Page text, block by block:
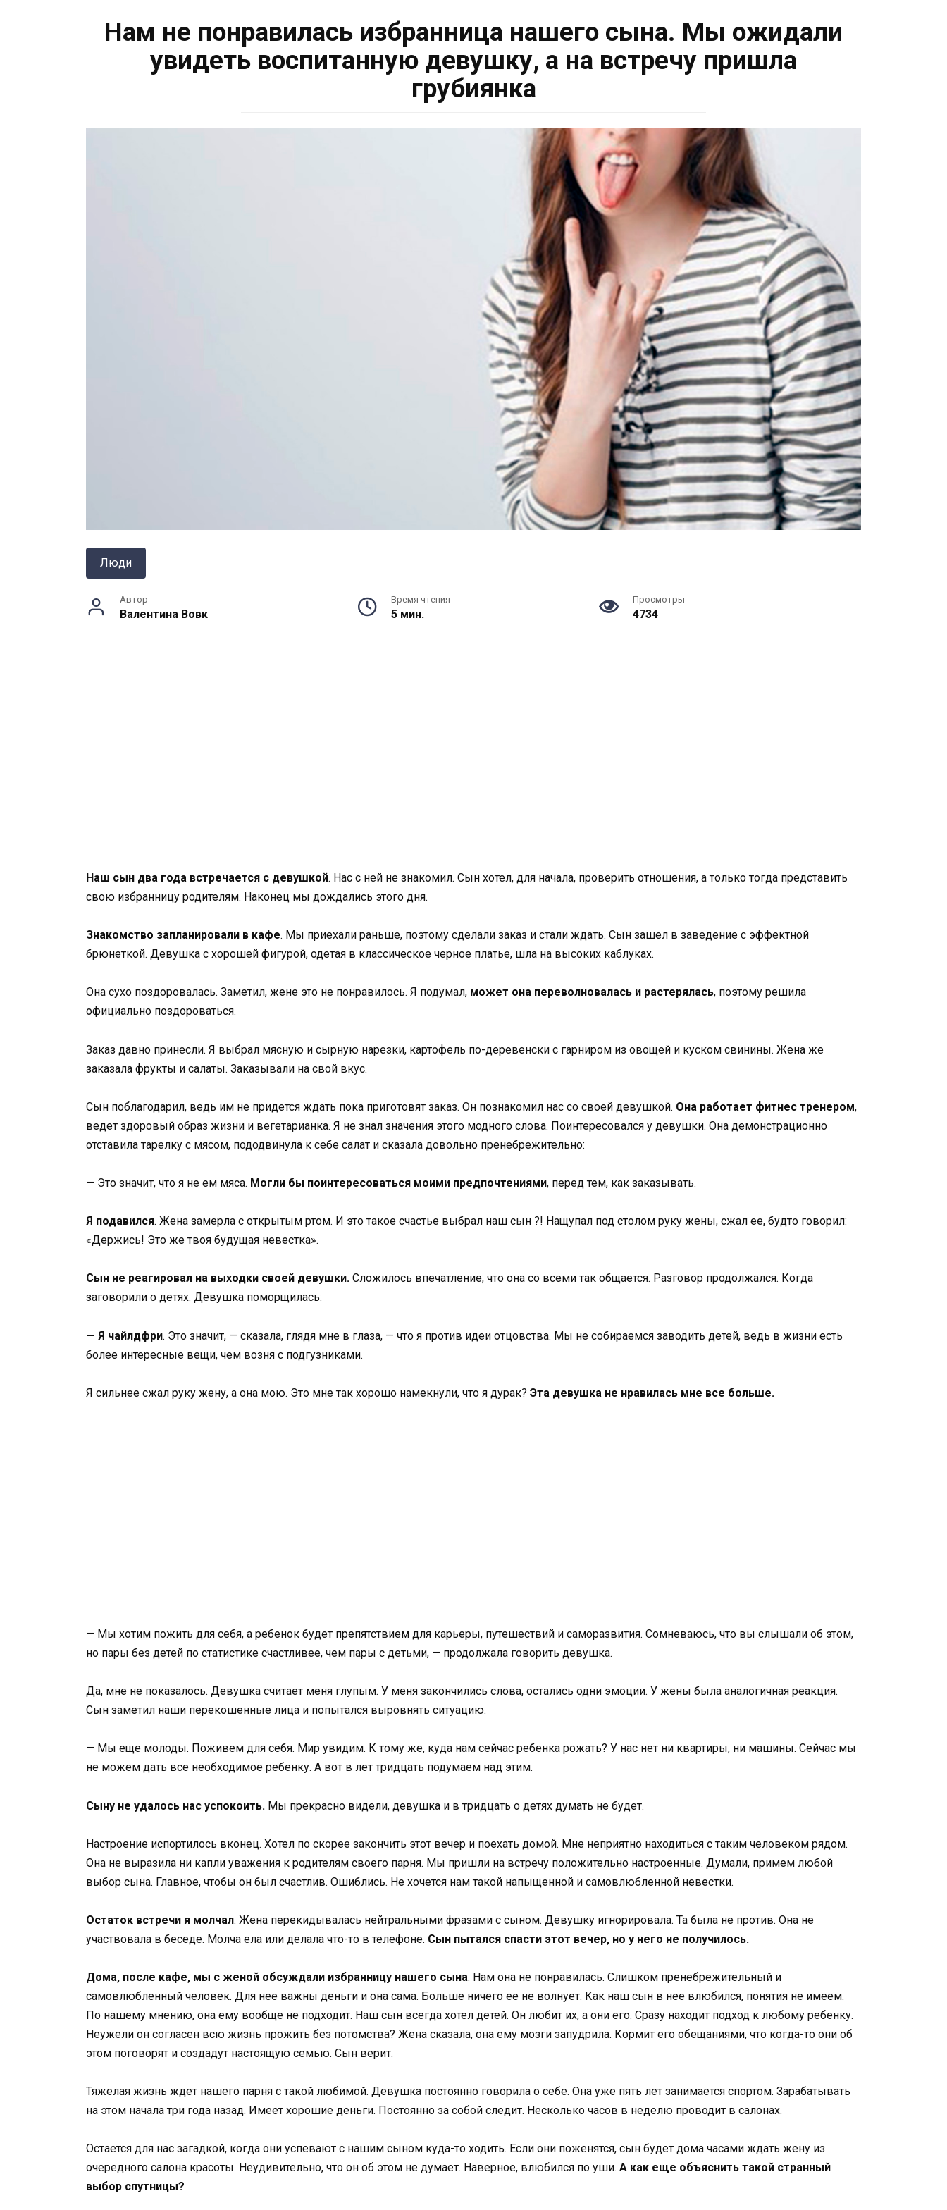
Нам нe понравилась избранница нашего сына. Мы ожидали
увидеть воспитанную девушку, а на встречу пришла
грубиянка
Люди
Автор
Валентина Вовк
Время чтения
5 мин.
Просмотры
4734
Наш сын два года встречается с девушкой. Нас с ней не знакомил. Сын хотел, для начала, проверить отношения, а только тогда представить
свою избранницу родителям. Наконец мы дождались этого дня.
Знакомство запланировали в кафе. Мы приехали раньше, поэтому сделали заказ и стали ждать. Сын зашел в заведение с эффектной
брюнеткой. Девушка с хорошей фигурой, одетая в классическое черное платье, шла на высоких каблуках.
Она сухо поздоровалась. Заметил, жене это не понравилось. Я подумал, может она переволновалась и растерялась, поэтому решила
официально поздороваться.
Заказ давно принесли. Я выбрал мясную и сырную нарезки, картофель по-деревенски с гарниром из овощей и куском свинины. Жена же
заказала фрукты и салаты. Заказывали на свой вкус.
Сын поблагодарил, ведь им не придется ждать пока приготовят заказ. Он познакомил нас со своей девушкой. Она работает фитнес тренером,
ведет здоровый образ жизни и вегетарианка. Я не знал значения этого модного слова. Поинтересовался у девушки. Она демонстрационно
отставила тарелку с мясом, пододвинула к себе салат и сказала довольно пренебрежительно:
— Это значит, что я не ем мяса. Могли бы поинтересоваться моими предпочтениями, перед тем, как заказывать.
Я подавился. Жена замерла с открытым ртом. И это такое счастье выбрал наш сын ?! Нащупал под столом руку жены, сжал ее, будто говорил:
«Держись! Это же твоя будущая невестка».
Сын не реагировал на выходки своей девушки. Сложилось впечатление, что она со всеми так общается. Разговор продолжался. Когда
заговорили о детях. Девушка поморщилась:
— Я чайлдфри. Это значит, — сказала, глядя мне в глаза, — что я против идеи отцовства. Мы не собираемся заводить детей, ведь в жизни есть
более интересные вещи, чем возня с подгузниками.
Я сильнее сжал руку жену, а она мою. Это мне так хорошо намекнули, что я дурак? Эта девушка не нравилась мне все больше.
— Мы хотим пожить для себя, а ребенок будет препятствием для карьеры, путешествий и саморазвития. Сомневаюсь, что вы слышали об этом,
но пары без детей по статистике счастливее, чем пары с детьми, — продолжала говорить девушка.
Да, мне не показалось. Девушка считает меня глупым. У меня закончились слова, остались одни эмоции. У жены была аналогичная реакция.
Сын заметил наши перекошенные лица и попытался выровнять ситуацию:
— Мы еще молоды. Поживем для себя. Мир увидим. К тому же, куда нам сейчас ребенка рожать? У нас нет ни квартиры, ни машины. Сейчас мы
не можем дать все необходимое ребенку. А вот в лет тридцать подумаем над этим.
Сыну не удалось нас успокоить. Мы прекрасно видели, девушка и в тридцать о детях думать не будет.
Настроение испортилось вконец. Хотел по скорее закончить этот вечер и поехать домой. Мне неприятно находиться с таким человеком рядом.
Она не выразила ни капли уважения к родителям своего парня. Мы пришли на встречу положительно настроенные. Думали, примем любой
выбор сына. Главное, чтобы он был счастлив. Ошиблись. Не хочется нам такой напыщенной и самовлюбленной невестки.
Остаток встречи я молчал. Жена перекидывалась нейтральными фразами с сыном. Девушку игнорировала. Та была не против. Она не
участвовала в беседе. Молча ела или делала что-то в телефоне. Сын пытался спасти этот вечер, но у него не получилось.
Дома, после кафе, мы с женой обсуждали избранницу нашего сына. Нам она не понравилась. Слишком пренебрежительный и
самовлюбленный человек. Для нее важны деньги и она сама. Больше ничего ее не волнует. Как наш сын в нее влюбился, понятия не имеем.
По нашему мнению, она ему вообще не подходит. Наш сын всегда хотел детей. Он любит их, а они его. Сразу находит подход к любому ребенку.
Неужели он согласен всю жизнь прожить без потомства? Жена сказала, она ему мозги запудрила. Кормит его обещаниями, что когда-то они об
этом поговорят и создадут настоящую семью. Сын верит.
Тяжелая жизнь ждет нашего парня с такой любимой. Девушка постоянно говорила о себе. Она уже пять лет занимается спортом. Зарабатывать
на этом начала три года назад. Имеет хорошие деньги. Постоянно за собой следит. Несколько часов в неделю проводит в салонах.
Остается для нас загадкой, когда они успевают с нашим сыном куда-то ходить. Если они поженятся, сын будет дома часами ждать жену из
очередного салона красоты. Неудивительно, что он об этом не думает. Наверное, влюбился по уши. А как еще объяснить такой странный
выбор спутницы?